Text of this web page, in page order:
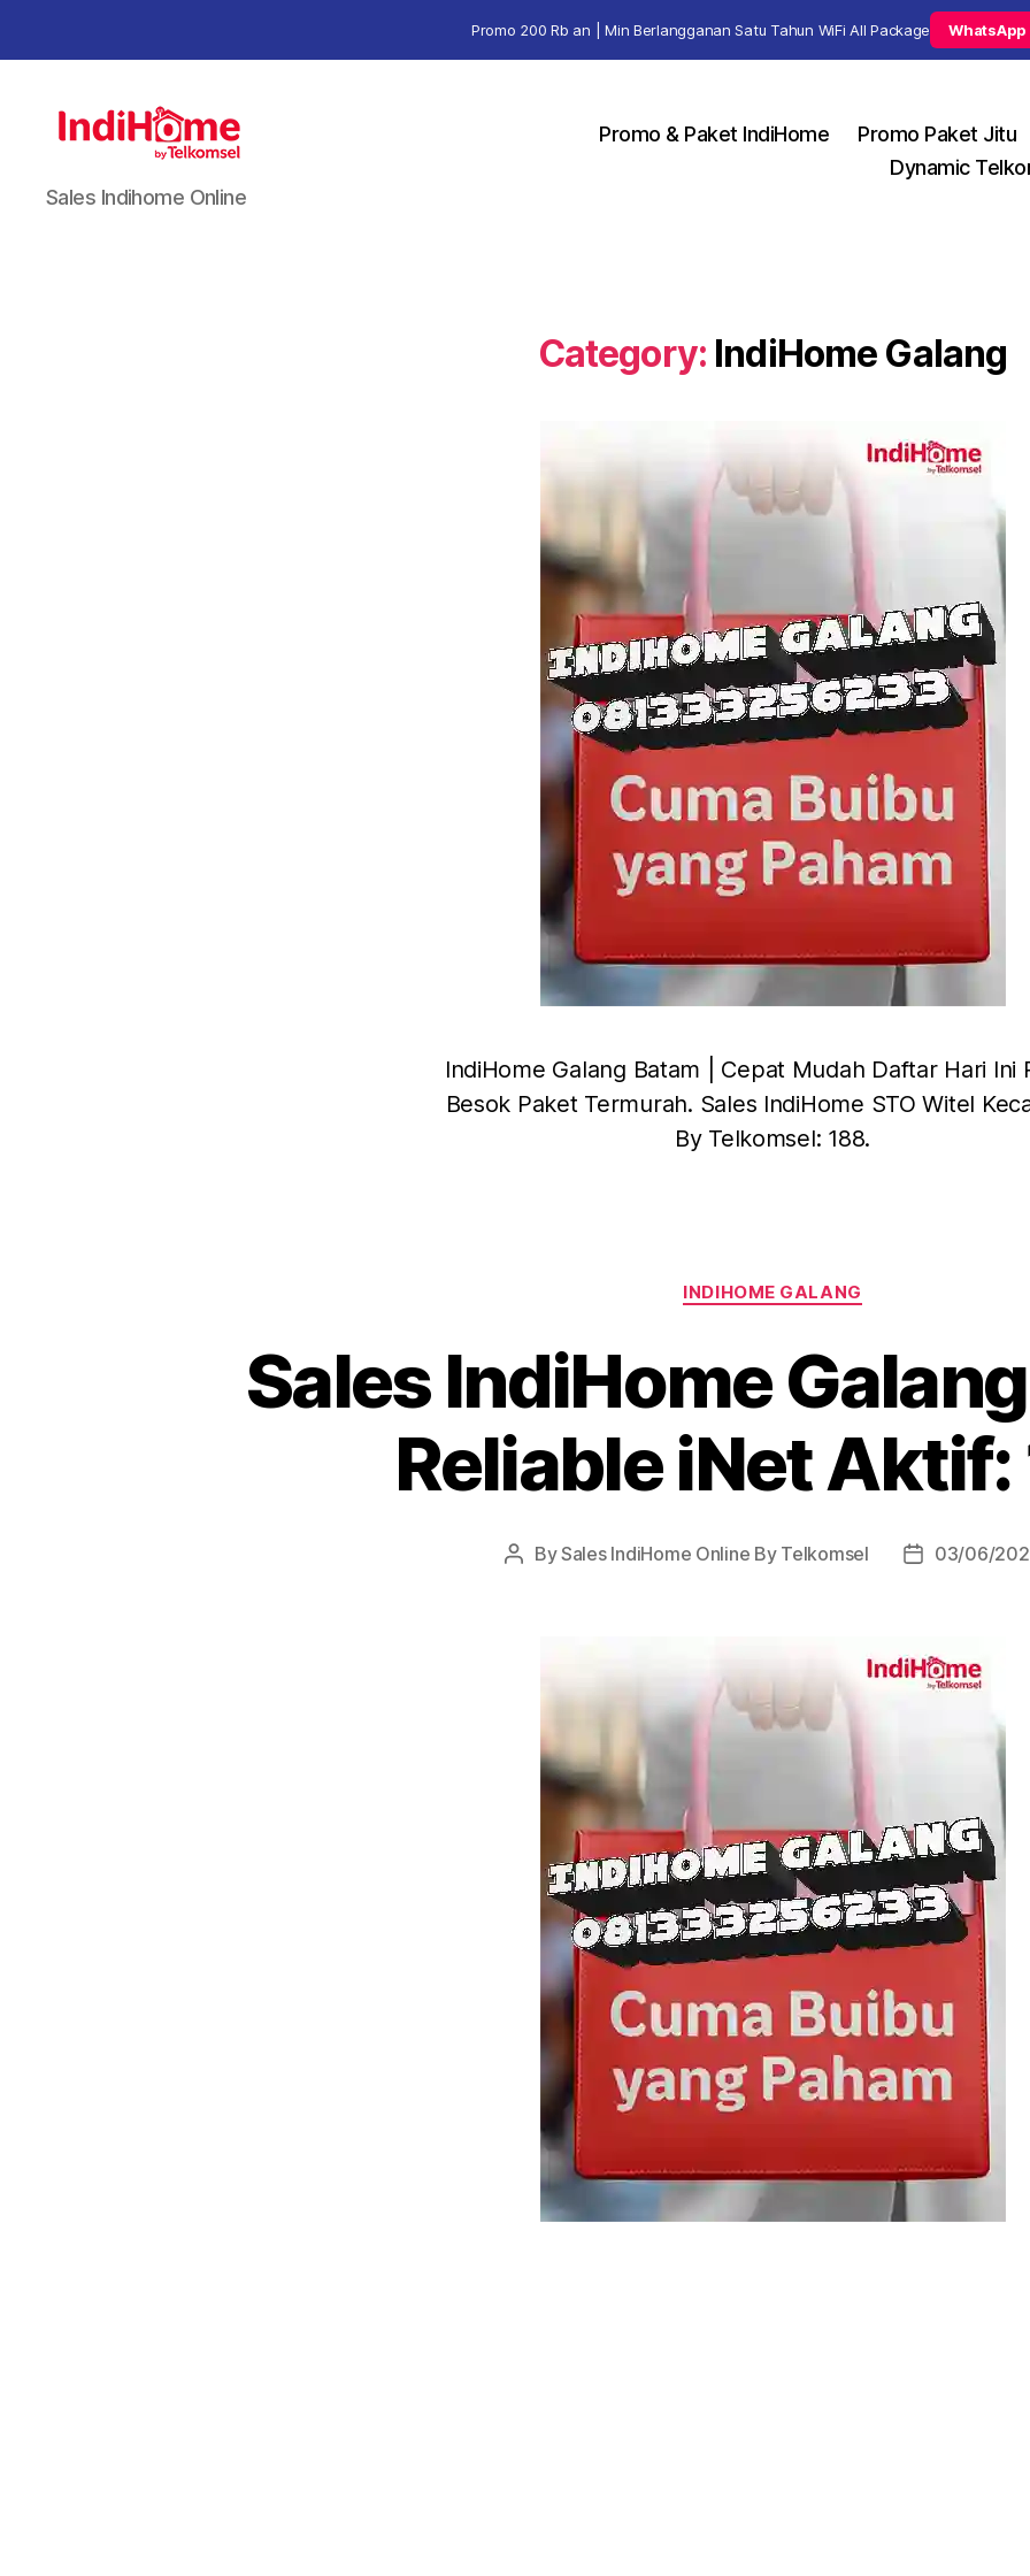
Sales Indihome Online
Promo & Paket IndiHome
Promo Paket Jitu
Dynamic
Category: IndiHome Galang
IndiHome Galang Batam | Cepat Mudah Daftar Hari Ini
Besok Paket Termurah. Sales IndiHome STO Witel
By Telkomsel: 188.
INDIHOME GALANG
Sales IndiHome
Reliable iNet Aktif:
BySales IndiHome Online By Telkomsel 03/06/
Promo 200 Rb an | Min Berlangganan Satu Tahun WiFi All Package WhatsApp